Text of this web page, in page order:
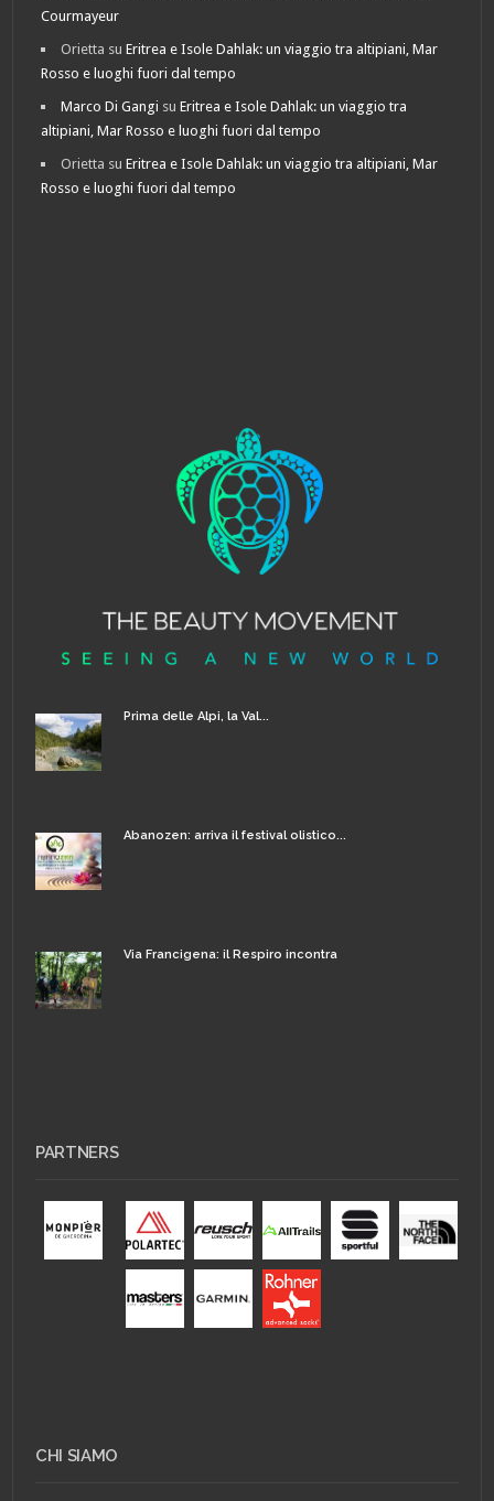
Courmayeur
Orietta suEritrea e Isole Dahlak: un viaggio tra altipiani, Mar
Rosso e luoghi fuori dal tempo
Marco Di Gangi suEritrea e Isole Dahlak: un viaggio tra
altipiani, Mar Rosso e luoghi fuori dal tempo
Orietta suEritrea e Isole Dahlak: un viaggio tra altipiani, Mar
Rosso e luoghi fuori dal tempo
Prima delle Alpi, la Val...
Abanozen: arriva il festival olistico...
Via Francigena: il Respiro incontra
PARTNERS
CHI SIAMO